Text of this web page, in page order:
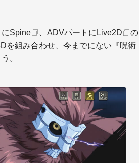
Spine 、ADVパートに Live2D
の
を組み合わせ、今までにない『呪術
。